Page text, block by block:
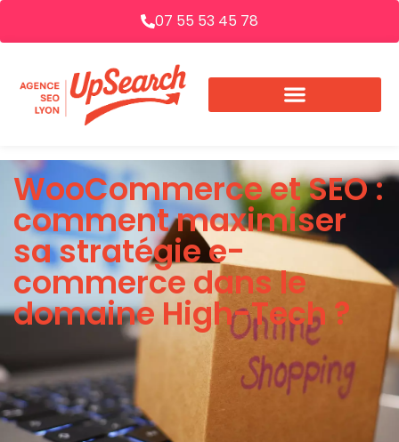
07 55 53 45 78
WooCommerce et SEO :
comment maximiser
sa stratégie e-
commerce dans le
domaine High-Tech ?